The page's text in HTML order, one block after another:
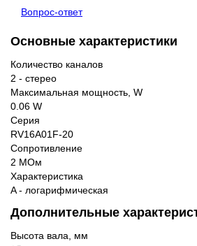
Вопрос-ответ
Основные характеристики
Количество каналов
2 - стерео
Максимальная мощность, W
0.06 W
Серия
RV16A01F-20
Сопротивление
2 МОм
Характеристика
A - логарифмическая
Дополнительные
Высота вала, мм